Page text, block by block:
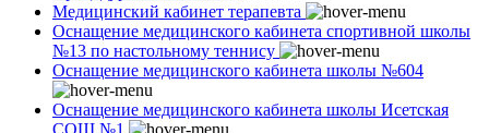
Медицинский кабинет терапевта
Оснащение медицинского кабинета спортивной школы
№13 по настольному теннису
Оснащение медицинского кабинета школы №604
Оснащение медицинского кабинета школы Исетская
СОШ №1